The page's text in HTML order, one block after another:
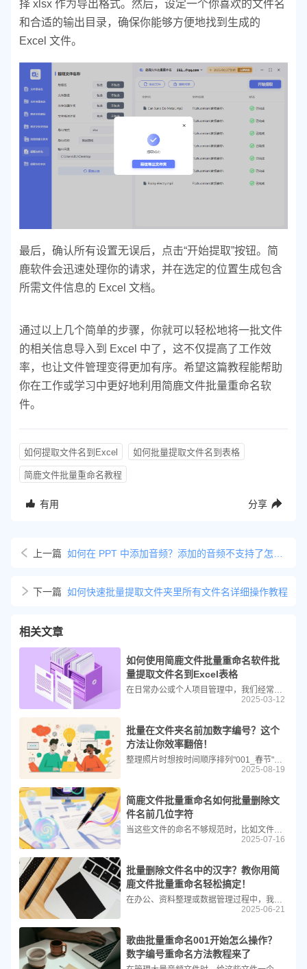
择 xlsx 作为导出格式。然后，设定一个你喜欢的文件名
和合适的输出目录，确保你能够方便地找到生成的
Excel 文件。
最后，确认所有设置无误后，点击“开始提取”按钮。简
鹿软件会迅速处理你的请求，并在选定的位置生成包含
所需文件信息的 Excel 文档。
通过以上几个简单的步骤，你就可以轻松地将一批文件
的相关信息导入到 Excel 中了，这不仅提高了工作效
率，也让文件管理变得更加有序。希望这篇教程能帮助
你在工作或学习中更好地利用简鹿文件批量重命名软
件。
如何提取文件名到Excel 如何批量提取文件名到表格
简鹿文件批量重命名教程
有用 分享
上一篇 如何在 PPT 中添加音频？添加的音频不支持了怎么办？
下一篇 如何快速批量提取文件夹里所有文件名详细操作教程
相关文章
如何使用简鹿文件批量重命名软件批
量提取文件名到Excel表格
2025-03-12
批量在文件夹名前加数字编号？这个
方法让你效率翻倍！
2025-08-19
简鹿文件批量重命名如何批量删除文
件名前几位字符
2025-07-16
批量删除文件名中的汉字？教你用简
鹿文件批量重命名轻松搞定！
2025-06-21
歌曲批量重命名001开始怎么操作？
数字编号重命名方法教程来了